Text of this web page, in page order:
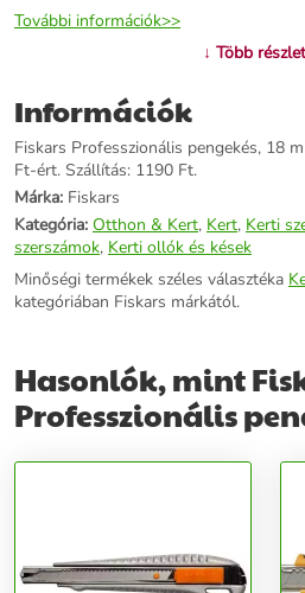
További információk>>
↓ Több
Információk
Fiskars Professzionális pengekés, 18
Ft-ért. Szállítás: 1190 Ft.
Márka: Fiskars
Kategória: Otthon & Kert, Kert, Kerti
szerszámok, Kerti ollók és kések
Minőségi termékek széles választéka
kategóriában Fiskars márkától.
Hasonlók, mint
Professzionális